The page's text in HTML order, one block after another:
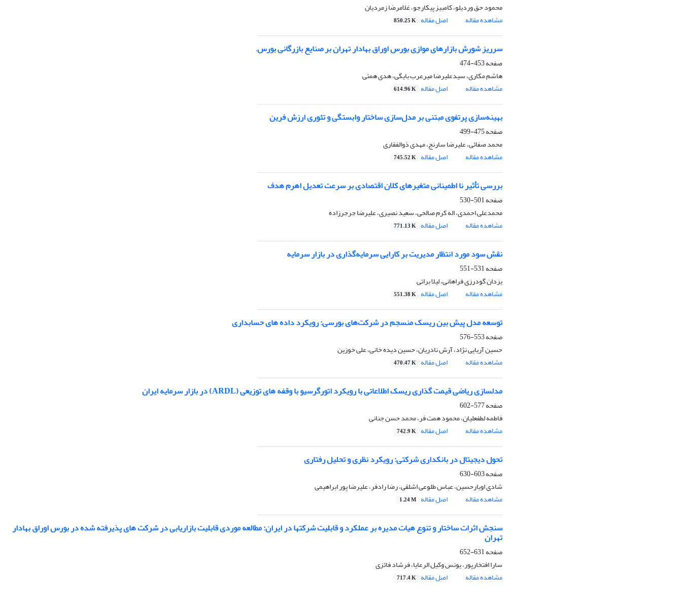
محمود حق وردیلو، کامبیز پیکارجو، غلامرضا زمردیان
مشاهده مقاله
اصل مقاله 850.25 K
سرریز شورش بازارهای موازی بورس اوراق بهادار تهران بر صنایع بازرگانی بورس.
صفحه453-474
هاشم مکاری، سیدعلیرضا میرعرب بایگی، هدی همتی
مشاهده مقاله
اصل مقاله 614.96 K
بهینه‌سازی پرتفوی مبتنی بر مدل‌سازی ساختار وابستگی و تئوری ارزش فرین
صفحه475-499
محمد صفائی، علیرضا سارنج، مهدی ذوالفقاری
مشاهده مقاله
اصل مقاله 745.52 K
بررسی تأثیر نا اطمینانی متغیرهای کلان اقتصادی بر سرعت تعدیل اهرم هدف
صفحه501-530
محمدعلی احمدی، اله کرم صالحی، سعید نصیری، علیرضا جرجرزاده
مشاهده مقاله
اصل مقاله 771.13 K
نقش سود مورد انتظار مدیریت بر کارایی سرمایه‌گذاری در بازار سرمایه
صفحه531-551
یزدان گودرزی فراهانی، لیلا براتی
مشاهده مقاله
اصل مقاله 551.38 K
توسعه مدل پیش بین ریسک منسجم در شرکت‌های بورسی: رویکرد داده های حسابداری
صفحه553-576
حسین آریایی نژاد، آرش نادریان، حسین دیده خانی، علی خوزین
مشاهده مقاله
اصل مقاله 470.47 K
مدلسازی ریاضی قیمت گذاری ریسک اطلاعاتی با رویکرد اتورگرسیو با وقفه های توزیعی (ARDL) در بازار سرمایه ایران
صفحه577-602
فاطمه لطفعلیان، محمود همت فر، محمد حسن جنانی
مشاهده مقاله
اصل مقاله 742.9 K
تحول دیجیتال در بانکداری شرکتی: رویکرد نظری و تحلیل رفتاری
صفحه603-630
شادی اویارحسین، عباس طلوعی اشلقی، رضا رادفر، علیرضا پور ابراهیمی
مشاهده مقاله
اصل مقاله 1.24 M
سنجش اثرات ساختار و تنوع هیات مدیره بر عملکرد و قابلیت‌ شرکتها در ایران: مطالعه موردی قابلیت بازاریابی در شرکت های پذیرفته شده در بورس اوراق بهادار
تهران
صفحه631-652
سارا افتخارپور، یونس وکیل الرعایا، فرشاد فائزی
مشاهده مقاله
اصل مقاله 717.4 K